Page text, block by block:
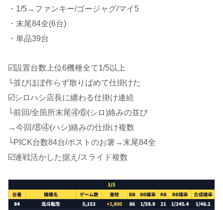
・1/5→ファンキー/ゴージャグ/マイ5
・末尾84全(6台)
・単品39台
☑️設置台数上位6機種全て1/5以上
└並びほぼ作らず散りばめて仕掛けた
☑️シロハシ店長に纏わる仕掛け連続
└前回/全箇所末尾④⑥(シロ)絡みの並び
→今回/⑧④(ハシ)絡みの仕掛け複数
└PICK台数84台/ポストのお箸→末尾84全
☑️連戦活かした据え/スライド複数